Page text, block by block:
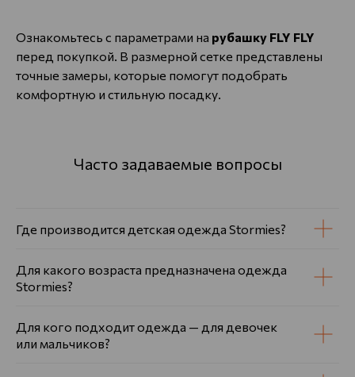
Ознакомьтесь с параметрами на рубашку FLY FLY
перед покупкой. В размерной сетке представлены
точные замеры, которые помогут подобрать
комфортную и стильную посадку.
Часто задаваемые вопросы
Где производится детская одежда Stormies?
Для какого возраста предназначена одежда
Stormies?
Для кого подходит одежда — для девочек
или мальчиков?